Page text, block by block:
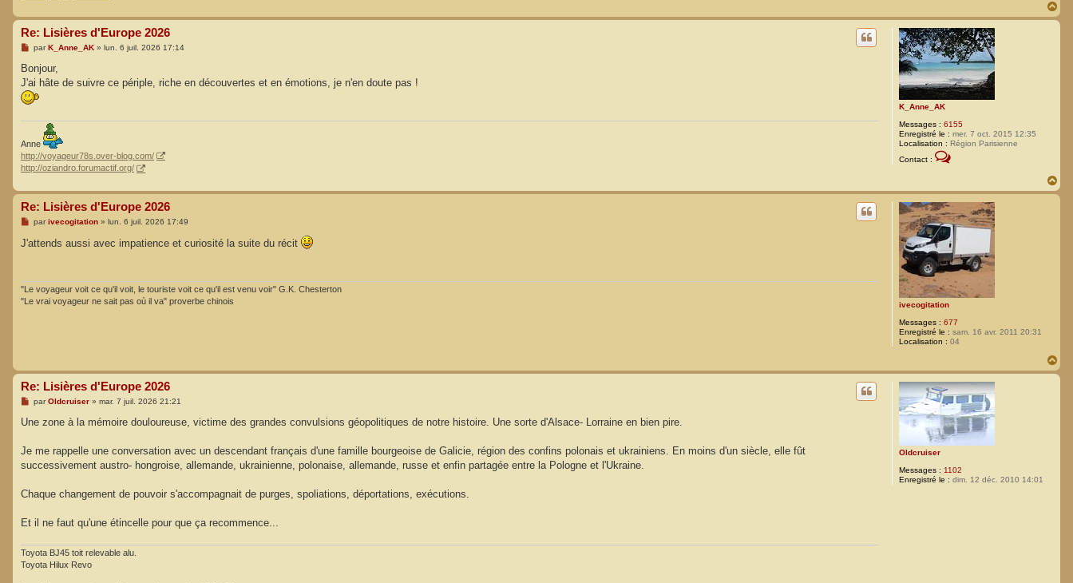
a
u
K_Anne_AK
Messages : 6155
Enregistré le : mer. 7 oct. 2015 12:35
Localisation : Région Parisienne
Contact :
o
a
t
e
r
K
_
A
n
e
_
Re: Lisières d'Europe 2026
M
s
a
g
e
parK_Anne_AK» lun. 6 juil. 2026 17:14
Bonjour,
J'ai hâte de suivre ce périple, riche en découvertes et en émotions, je n'en doute pas !
Anne
http://voyageur78s.over-blog.com/
http://oziandro.forumactif.org/
a
u
ivecogitation
Messages : 677
Enregistré le : sam. 16 avr. 2011 20:31
Localisation : 04
Re: Lisières d'Europe 2026
M
s
parivecogitation» lun. 6 juil. 2026 17:49
J'attends aussi avec impatience et curiosité la suite du récit
"Le voyageur voit ce qu'il voit, le touriste voit ce qu'il est venu voir" G.K. Chesterton
"Le vrai voyageur ne sait pas où il va" proverbe chinois
a
u
Oldcruiser
Messages : 1102
Enregistré le : dim. 12 déc. 2010 14:01
Re: Lisières d'Europe 2026
M
s
g
parOldcruiser» mar. 7 juil. 2026 21:21
Une zone à la mémoire douloureuse, victime des grandes convulsions géopolitiques de notre histoire. Une sorte d'Alsace- Lorraine en bien pire.
Je me rappelle une conversation avec un descendant français d'une famille bourgeoise de Galicie, région des confins polonais et ukrainiens. En moins d'un siècle, elle fût
successivement austro- hongroise, allemande, ukrainienne, polonaise, allemande, russe et enfin partagée entre la Pologne et l'Ukraine.
Chaque changement de pouvoir s'accompagnait de purges, spoliations, déportations, exécutions.
Et il ne faut qu'une étincelle pour que ça recommence...
Toyota BJ45 toit relevable alu.
Toyota Hilux Revo